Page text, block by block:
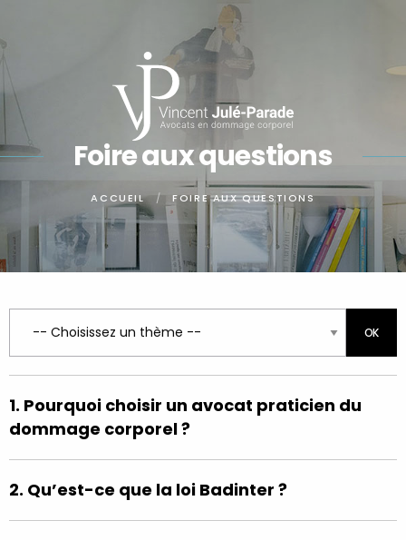
Panneau de gestion des cookies
Foire aux questions
ACCUEIL FOIRE AUX QUESTIONS
1. Pourquoi choisir un avocat praticien du
dommage corporel ?
2. Qu’est-ce que la loi Badinter ?